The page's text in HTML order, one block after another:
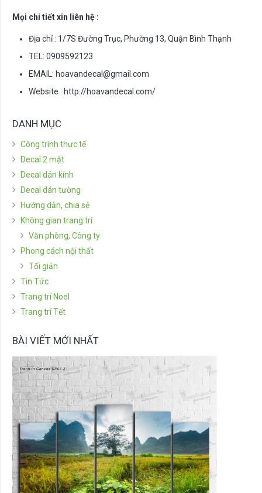
Mọi chi tiết xin liên hệ :
Địa chỉ : 1/7S Đường Trục, Phường 13, Quận Bình Thạnh
TEL: 0909592123
EMAIL: hoavandecal@gmail.com
Website : http://hoavandecal.com/
DANH MỤC
Công trình thực tế
Decal 2 mặt
Decal dán kính
Decal dán tường
Hướng dẫn, chia sẻ
Không gian trang trí
Văn phòng, Công ty
Phong cách nội thất
Tối giản
Tin Tức
Trang trí Noel
Trang trí Tết
BÀI VIẾT MỚI NHẤT